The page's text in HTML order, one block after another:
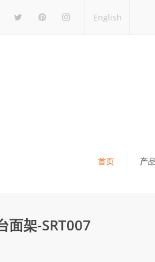
English
首页 产
面架-SRT007